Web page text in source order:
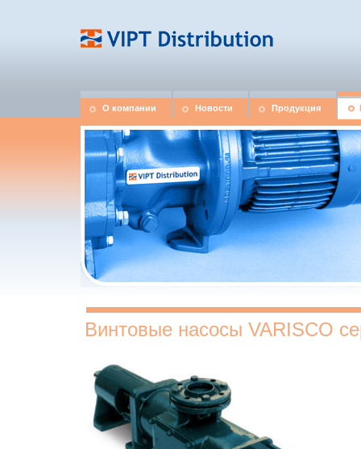
О компании Новости Продукция
Винтовые насосы VARISCO